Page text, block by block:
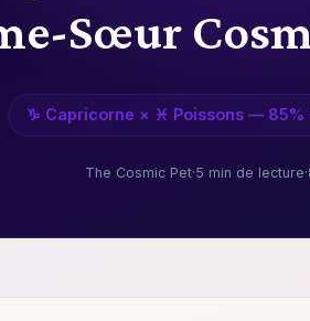
Sœur
♑ Capricorne × ♓ Poissons —
The Cosmic Pet·5 min de lecture·